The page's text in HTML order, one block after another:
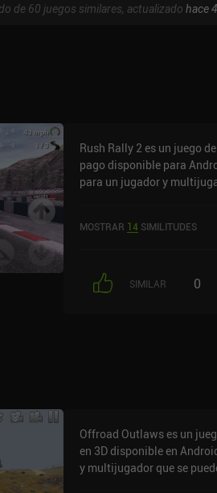
de 60 juegos similares, actualizado hace
Rush Rally 2 es un juego
pago disponible para
para un jugador y
Rally 2 se lanzó en mayo
MOSTRAR 14 SIMILITUDES
SIMILAR 0
Offroad Outlaws es un
en 3D disponible en
y multijugador que se